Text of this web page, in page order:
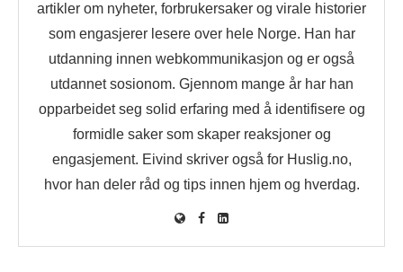
artikler om nyheter, forbrukersaker og virale historier
som engasjerer lesere over hele Norge. Han har
utdanning innen webkommunikasjon og er også
utdannet sosionom. Gjennom mange år har han
opparbeidet seg solid erfaring med å identifisere og
formidle saker som skaper reaksjoner og
engasjement. Eivind skriver også for Huslig.no,
hvor han deler råd og tips innen hjem og hverdag.